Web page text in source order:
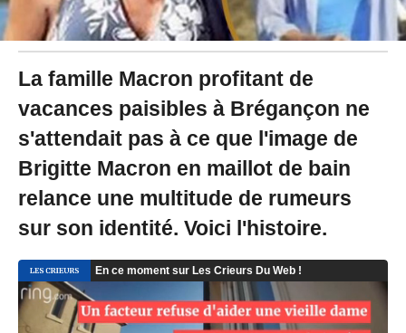
La famille Macron profitant de
vacances paisibles à Brégançon ne
s'attendait pas à ce que l'image de
Brigitte Macron en maillot de bain
relance une multitude de rumeurs
sur son identité. Voici l'histoire.